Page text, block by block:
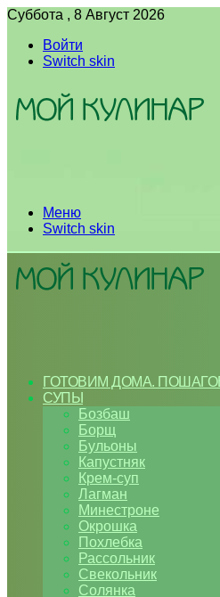
Суббота , 8 Август 2026
Войти
Switch skin
Меню
Switch skin
ГОТОВИМ ДОМА.
СУПЫ
Бозбаш
Борщ
Бульоны
Капустняк
Крем-суп
Лагман
Минестроне
Окрошка
Похлебка
Рассольник
Свекольник
Солянка